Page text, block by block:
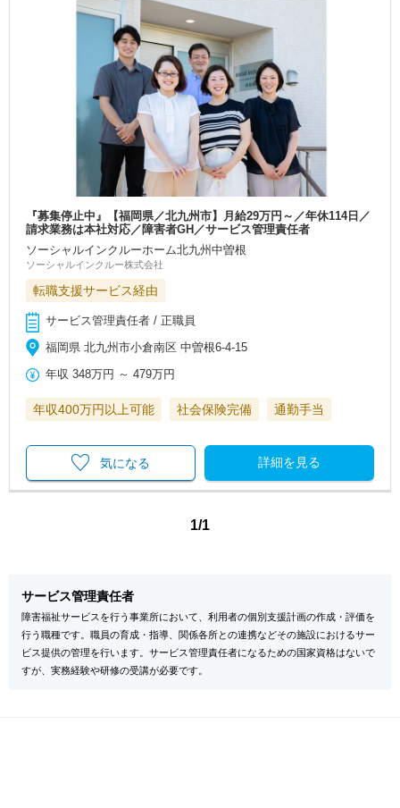
『募集停止中』【福岡県／北九州市】月給29万円～／年休114日／
請求業務は本社対応／障害者GH／サービス管理責任者
ソーシャルインクルーホーム北九州中曽根
ソーシャルインクルー株式会社
転職支援サービス経由
サービス管理責任者 / 正職員
福岡県 北九州市小倉南区 中曽根6-4-15
年収 348万円 ～479万円
年収400万円以上可能 社会保険完備 通勤手当
詳細を見る
気になる
1/1
サービス管理責任者
障害福祉サービスを行う事業所において、利用者の個別支援計画の作成・評価を
行う職種です。職員の育成・指導、関係各所との連携などその施設におけるサー
ビス提供の管理を行います。サービス管理責任者になるための国家資格はないで
すが、実務経験や研修の受講が必要です。